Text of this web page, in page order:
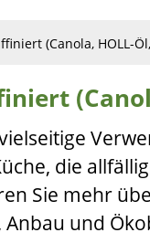
(Canola, HOLL-
die
Sie mehr
und